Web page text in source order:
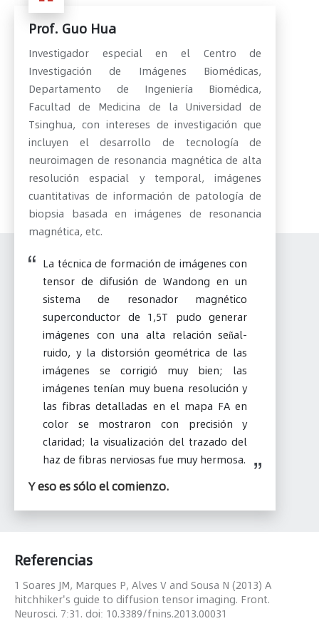
Prof. Guo Hua
Investigador especial en el Centro de
Investigación de Imágenes Biomédicas,
Departamento de Ingeniería Biomédica,
Facultad de Medicina de la Universidad de
Tsinghua, con intereses de investigación que
incluyen el desarrollo de tecnología de
neuroimagen de resonancia magnética de alta
resolución espacial y temporal, imágenes
cuantitativas de información de patología de
biopsia basada en imágenes de resonancia
magnética, etc.
La técnica de formación de imágenes con
tensor de difusión de Wandong en un
sistema de resonador magnético
superconductor de 1,5T pudo generar
imágenes con una alta relación señal-
ruido, y la distorsión geométrica de las
imágenes se corrigió muy bien; las
imágenes tenían muy buena resolución y
las fibras detalladas en el mapa FA en
color se mostraron con precisión y
claridad; la visualización del trazado del
haz de fibras nerviosas fue muy hermosa.
Y eso es sólo el comienzo.
Referencias
1 Soares JM, Marques P, Alves V and Sousa N (2013) A
hitchhiker's guide to diffusion tensor imaging. Front.
Neurosci. 7:31. doi: 10.3389/fnins.2013.00031